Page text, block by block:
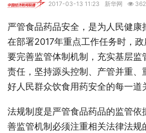
2017-03-13 11:23 新华网
严管食品药品安全，是为人民健康
在部署2017年重点工作任务时，政
要完善监管体制机制，充实基层监
责任，坚持源头控制、产管并重、
好人民群众饮食用药安全的每一道
法规制度是严管食品药品的监管依
善监管机制必须注重相关法律法规